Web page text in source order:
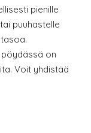
pienille
puuhastelle
on
Voit yhdistää